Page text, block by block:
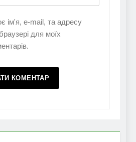
ім'я, e-mail, та адресу
для моїх